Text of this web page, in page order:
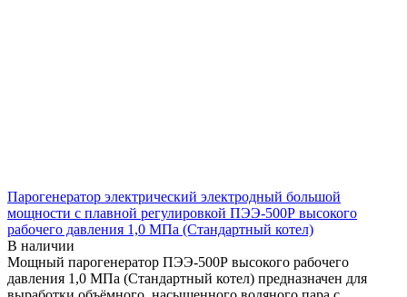
Парогенератор электрический электродный большой
мощности с плавной регулировкой ПЭЭ-500Р высокого
рабочего давления 1,0 МПа (Стандартный котел)
В наличии
Мощный парогенератор ПЭЭ-500Р высокого рабочего
давления 1,0 МПа (Стандартный котел) предназначен для